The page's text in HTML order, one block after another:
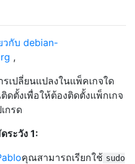
วกับ debian-
,
เปลี่ยนแปลงในแพ็คเกจใด
ตั้งเพื่อให้ต้องติดตั้งแพ็กเกจ
กรด
ระวัง 1:
คุณสามารถเรียกใช้ sudo